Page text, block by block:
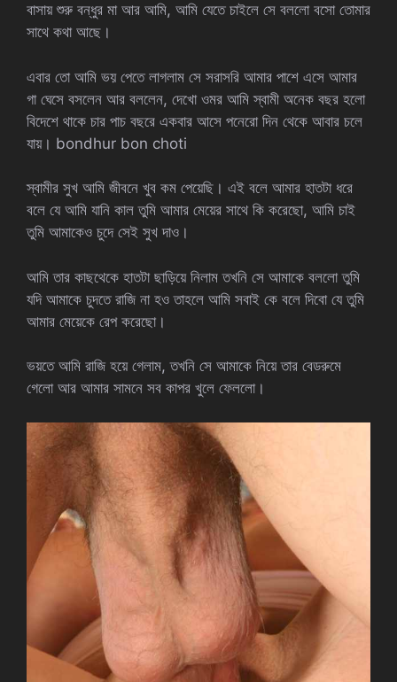
বাসায় শুরু বন্ধুর মা আর আমি, আমি যেতে চাইলে সে বললো বসো তোমার
সাথে কথা আছে।
এবার তো আমি ভয় পেতে লাগলাম সে সরাসরি আমার পাশে এসে আমার
গা ঘেসে বসলেন আর বললেন, দেখো ওমর আমি স্বামী অনেক বছর হলো
বিদেশে থাকে চার পাচ বছরে একবার আসে পনেরো দিন থেকে আবার চলে
যায়। bondhur bon choti
স্বামীর সুখ আমি জীবনে খুব কম পেয়েছি। এই বলে আমার হাতটা ধরে
বলে যে আমি যানি কাল তুমি আমার মেয়ের সাথে কি করেছো, আমি চাই
তুমি আমাকেও চুদে সেই সুখ দাও।
আমি তার কাছথেকে হাতটা ছাড়িয়ে নিলাম তখনি সে আমাকে বললো তুমি
যদি আমাকে চুদতে রাজি না হও তাহলে আমি সবাই কে বলে দিবো যে তুমি
আমার মেয়েকে রেপ করেছো।
ভয়তে আমি রাজি হয়ে গেলাম, তখনি সে আমাকে নিয়ে তার বেডরুমে
গেলো আর আমার সামনে সব কাপর খুলে ফেললো।